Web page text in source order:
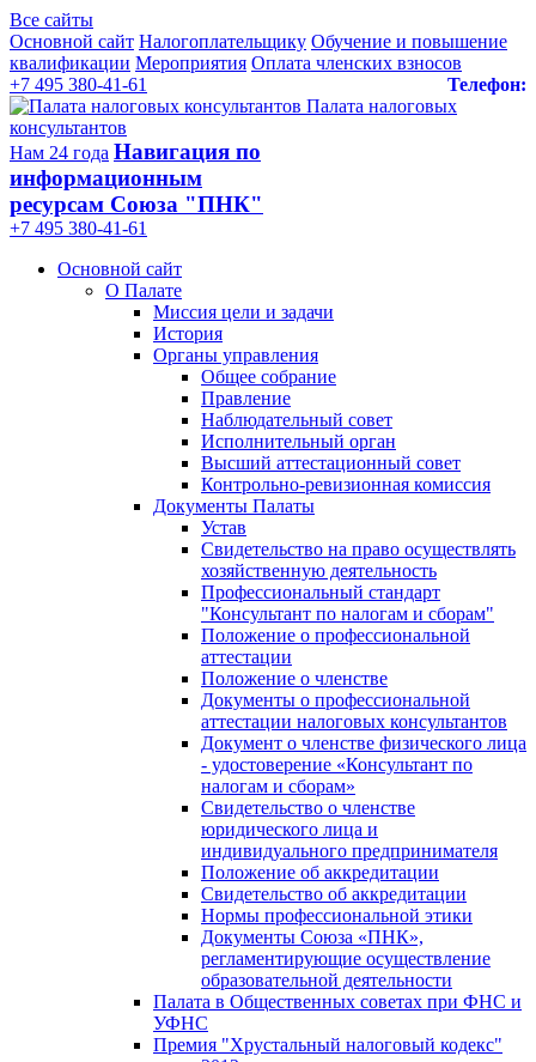
Все сайты
Основной сайт Налогоплательщику Обучение и повышение
квалификации Мероприятия Оплата членских взносов
Телефон:
+7 495 380-41-61
Палата налоговых
консультантов
Нам 24 года Навигация по
информационным
ресурсам Союза "ПНК"
+7 495 380‑41‑61
Основной сайт
О Палате
Миссия цели и задачи
История
Органы управления
Общее собрание
Правление
Наблюдательный совет
Исполнительный орган
Высший аттестационный совет
Контрольно-ревизионная комиссия
Документы Палаты
Устав
Свидетельство на право осуществлять
хозяйственную деятельность
Профессиональный стандарт
"Консультант по налогам и сборам"
Положение о профессиональной
аттестации
Положение о членстве
Документы о профессиональной
аттестации налоговых консультантов
Документ о членстве физического лица
- удостоверение «Консультант по
налогам и сборам»
Свидетельство о членстве
юридического лица и
индивидуального предпринимателя
Положение об аккредитации
Свидетельство об аккредитации
Нормы профессиональной этики
Документы Союза «ПНК»,
регламентирующие осуществление
образовательной деятельности
Палата в Общественных советах при ФНС и
УФНС
Премия "Хрустальный налоговый кодекс"